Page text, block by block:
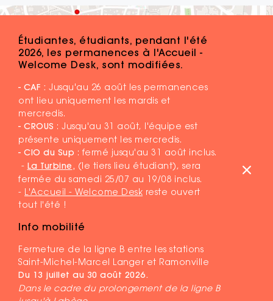
Étudiantes, étudiants, pendant l'été
2026, les permanences à l'Accueil -
Welcome Desk, sont modifiées.
- CAF : Jusqu'au 26 août les permanences
ont lieu uniquement les mardis et
mercredis.
- CROUS : Jusqu'au 31 août, l'équipe est
présente uniquement les mercredis.
- CIO du Sup : fermé jusqu'au 31 août inclus.
- La Turbine, (le tiers lieu étudiant), sera
fermée du samedi 25/07 au 19/08 inclus.
- L'Accueil - Welcome Desk reste ouvert
tout l'été !
Info mobilité
Fermeture de la ligne B entre les stations
Saint-Michel-Marcel Langer et Ramonville
Du 13 juillet au 30 août 2026.
Dans le cadre du prolongement de la ligne B
MENTIONS LÉGALES
PLAN DU SITE
DR ©COMMUNAUTÉ D'UNIVERSITÉS ET ÉTABLISSEMENTS DE